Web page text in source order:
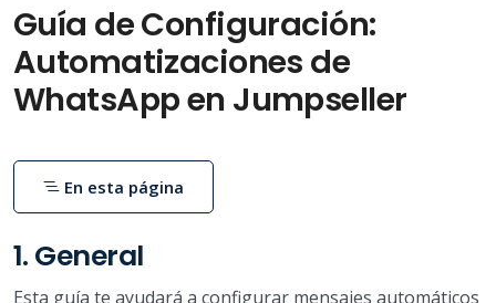
Guía de Configuración:
Automatizaciones de
WhatsApp en Jumpseller
1. General
Esta guía te ayudará a configurar mensajes automáticos
En esta página